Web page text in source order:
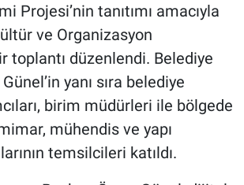
Projesi’nin tanıtımı amacıyla
ve Organizasyon
toplantı düzenlendi. Belediye
yanı sıra belediye
birim müdürleri ile bölgede
mühendis ve yapı
temsilcileri katıldı.